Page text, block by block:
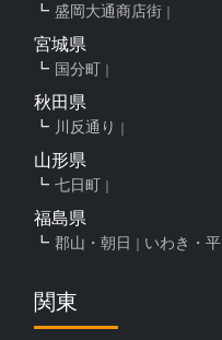
盛岡大通商店街
宮城県
国分町
秋田県
川反通り
山形県
七日町
福島県
郡山・朝日 いわき・平
関東